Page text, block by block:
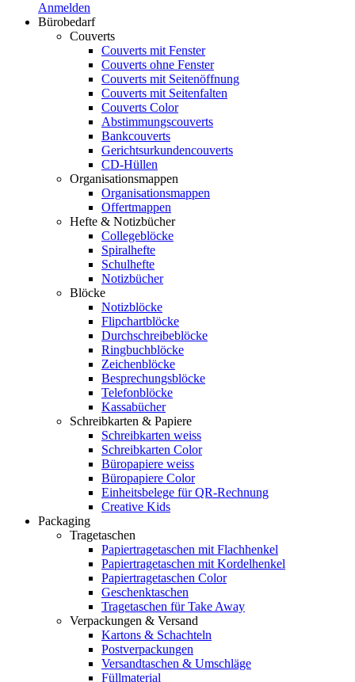
Anmelden
Bürobedarf
Couverts
Couverts mit Fenster
Couverts ohne Fenster
Couverts mit Seitenöffnung
Couverts mit Seitenfalten
Couverts Color
Abstimmungscouverts
Bankcouverts
Gerichtsurkundencouverts
CD-Hüllen
Organisationsmappen
Organisationsmappen
Offertmappen
Hefte & Notizbücher
Collegeblöcke
Spiralhefte
Schulhefte
Notizbücher
Blöcke
Notizblöcke
Flipchartblöcke
Durchschreibeblöcke
Ringbuchblöcke
Zeichenblöcke
Besprechungsblöcke
Telefonblöcke
Kassabücher
Schreibkarten & Papiere
Schreibkarten weiss
Schreibkarten Color
Büropapiere weiss
Büropapiere Color
Einheitsbelege für QR-Rechnung
Creative Kids
Packaging
Tragetaschen
Papiertragetaschen mit Flachhenkel
Papiertragetaschen mit Kordelhenkel
Papiertragetaschen Color
Geschenktaschen
Tragetaschen für Take Away
Verpackungen & Versand
Kartons & Schachteln
Postverpackungen
Versandtaschen & Umschläge
Füllmaterial